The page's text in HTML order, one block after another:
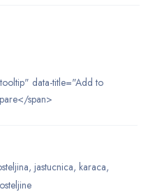
data-title="Add to
span>
, jastucnica, karaca,